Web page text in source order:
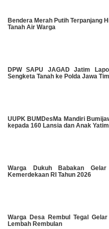
Bendera Merah Putih Terpanjang
Tanah Air Warga
DPW SAPU JAGAD Jatim
Sengketa Tanah ke Polda Jawa
UUPK BUMDesMa Mandiri
kepada 160 Lansia dan Anak Yatim
Warga Dukuh Babakan
Kemerdekaan RI Tahun 2026
Warga Desa Rembul Tegal
Lembah Rembulan